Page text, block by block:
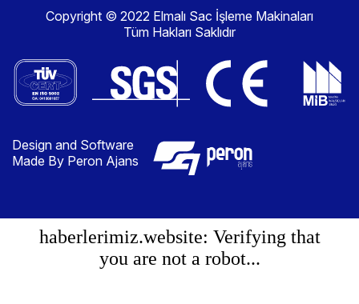
Copyright © 2022 Elmalı Sac İşleme Makinaları
Tüm Hakları Saklıdır
Design and Software
Made By Peron Ajans
haberlerimiz.website: Verifying that
you are not a robot...